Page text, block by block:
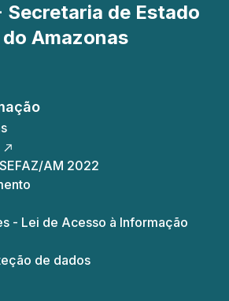
Secretaria de Estado
Amazonas
AM 2022
- Lei de Acesso à Informação
de dados